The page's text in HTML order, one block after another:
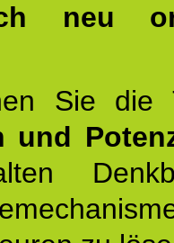
neu
Sie
und